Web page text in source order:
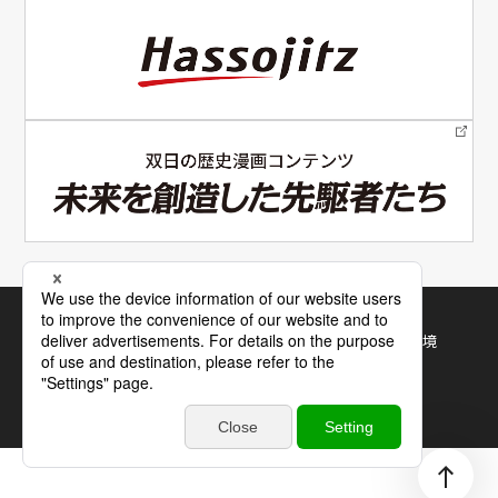
電子公告サイトマップ サイトの使い方 利用規約・推奨環境
個人情報保護について
2026 Sojitz Corporation. All Rights Reserved.